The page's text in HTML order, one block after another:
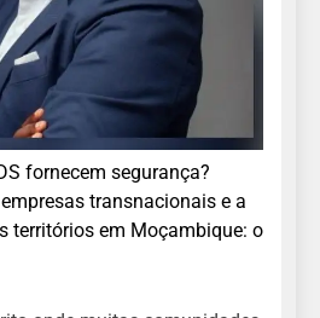
fornecem segurança?
transnacionais e a
territórios em Moçambique: o